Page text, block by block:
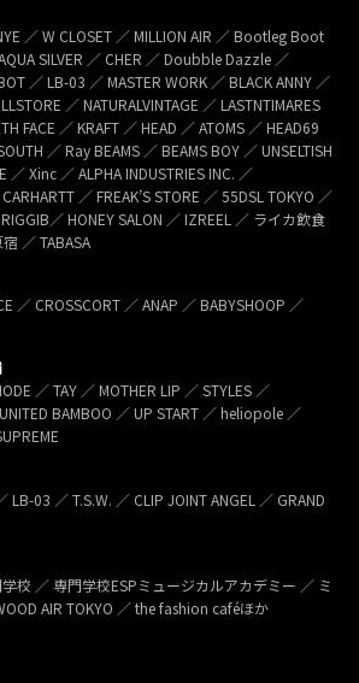
／ W CLOSET ／ MILLION AIR ／ Bootleg Boot
SILVER ／ CHER ／ Doubble Dazzle ／
／ LB-03 ／ MASTER WORK ／ BLACK ANNY ／
／ NATURALVINTAGE ／ LASTNTIMARES
FACE ／ KRAFT ／ HEAD ／ ATOMS ／ HEAD69
／ Ray BEAMS ／ BEAMS BOY ／ UNSELTISH
／ Xinc ／ ALPHA INDUSTRIES INC. ／
／ FREAK’S STORE ／ 55DSL TOKYO ／
／ HONEY SALON ／ IZREEL ／ ライカ飲食
／ TABASA
／ CROSSCORT ／ ANAP ／ BABYSHOOP ／
／ TAY ／ MOTHER LIP ／ STYLES ／
BAMBOO ／ UP START ／ heliopole ／
LB-03 ／ T.S.W. ／ CLIP JOINT ANGEL ／ GRAND
校 ／ 専門学校ESPミュージカルアカデミー ／ ミ
AIR TOKYO ／ the fashion caféほか